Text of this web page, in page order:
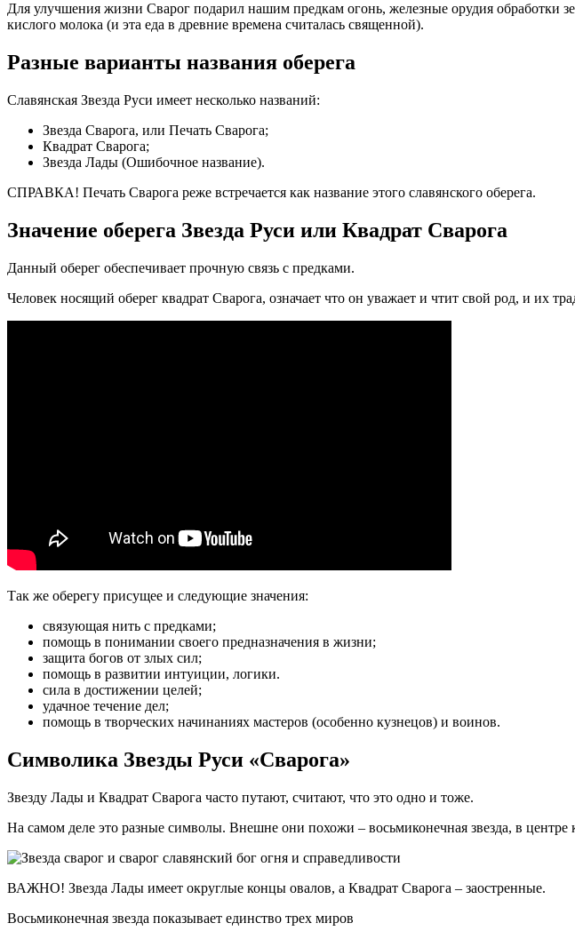
Для улучшения жизни Сварог подарил нашим предкам огонь, железные орудия обработки
кислого молока (и эта еда в древние времена считалась священной).
Разные варианты названия оберега
Славянская Звезда Руси имеет несколько названий:
Звезда Сварога, или Печать Сварога;
Квадрат Сварога;
Звезда Лады (Ошибочное название).
СПРАВКА! Печать Сварога реже встречается как название этого славянского оберега.
Значение оберега Звезда Руси или Квадрат Сварога
Данный оберег обеспечивает прочную связь с предками.
Человек носящий оберег квадрат Сварога, означает что он уважает и чтит свой род, и их
Так же оберегу присущее и следующие значения:
связующая нить с предками;
помощь в понимании своего предназначения в жизни;
защита богов от злых сил;
помощь в развитии интуиции, логики.
сила в достижении целей;
удачное течение дел;
помощь в творческих начинаниях мастеров (особенно кузнецов) и воинов.
Символика Звезды Руси «Сварога»
Звезду Лады и Квадрат Сварога часто путают, считают, что это одно и тоже.
На самом деле это разные символы. Внешне они похожи – восьмиконечная звезда, в центре
ВАЖНО! Звезда Лады имеет округлые концы овалов, а Квадрат Сварога – заостренные.
Восьмиконечная звезда показывает единство трех миров